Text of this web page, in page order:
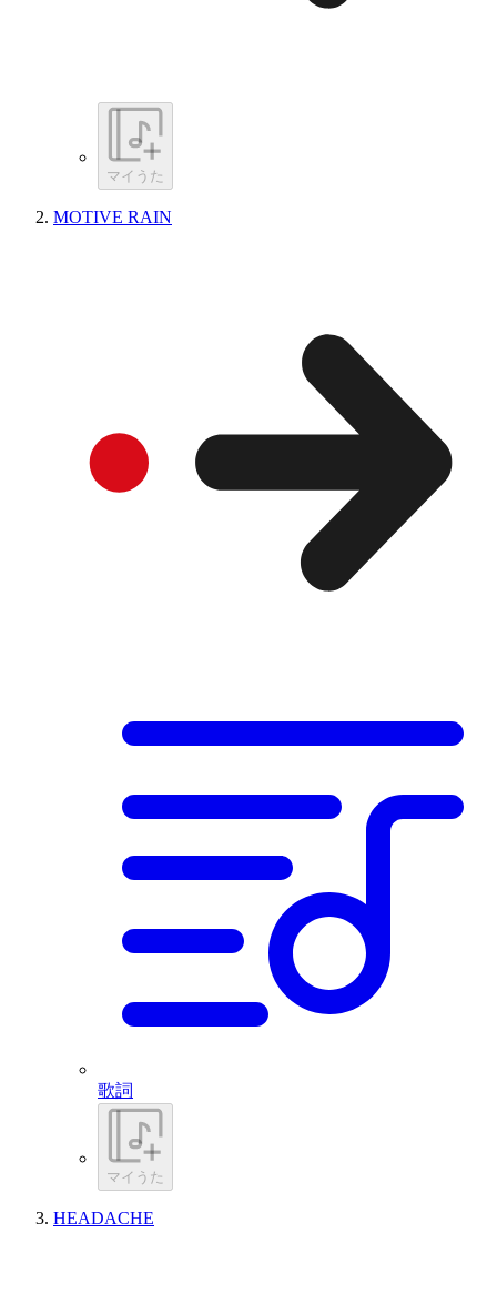
マイうた
MOTIVE RAIN
歌詞
マイうた
HEADACHE